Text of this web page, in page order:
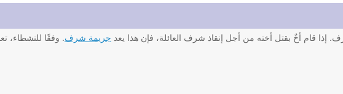
قام أخٌ بقتل أخته من أجل إنقاذ شرف العائلة، فإن هذا يعد جريمة شرف